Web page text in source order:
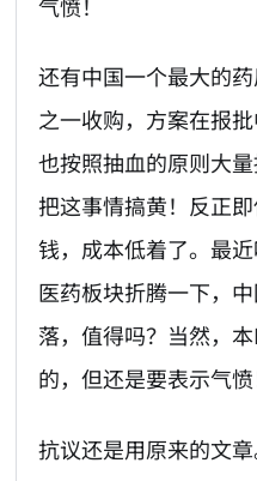
还有中国一个最大的
之一收购，方案在报
也按照抽血的原则大
把这事情搞黄！反正
钱，成本低着了。最
医药板块折腾一下，
落，值得吗？当然，
的，但还是要表示气愤
抗议还是用原来的文章